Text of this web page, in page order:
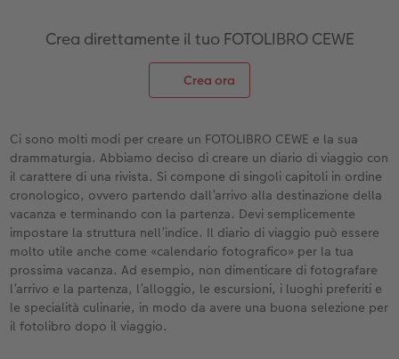
Crea direttamente il tuo FOTOLIBRO CEWE
Crea ora
Ci sono molti modi per creare un FOTOLIBRO CEWE e la sua
drammaturgia. Abbiamo deciso di creare un diario di viaggio con
il carattere di una rivista. Si compone di singoli capitoli in ordine
cronologico, ovvero partendo dall’arrivo alla destinazione della
vacanza e terminando con la partenza. Devi semplicemente
impostare la struttura nell’indice. Il diario di viaggio può essere
molto utile anche come «calendario fotografico» per la tua
prossima vacanza. Ad esempio, non dimenticare di fotografare
l’arrivo e la partenza, l’alloggio, le escursioni, i luoghi preferiti e
le specialità culinarie, in modo da avere una buona selezione per
il fotolibro dopo il viaggio.